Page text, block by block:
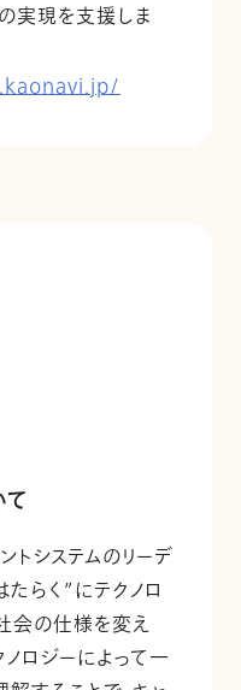
実現を支援しま
トシステムのリーデ
たらく”にテクノロ
会の仕様を変え
ノロジーによって一